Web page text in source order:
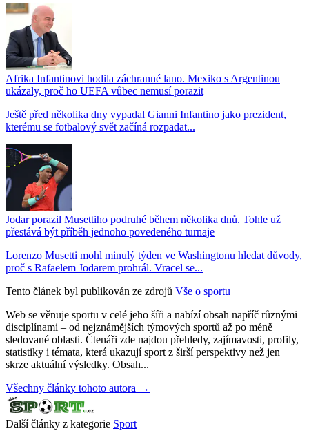
Afrika Infantinovi hodila záchranné lano. Mexiko s Argentinou
ukázaly, proč ho UEFA vůbec nemusí porazit
Ještě před několika dny vypadal Gianni Infantino jako prezident,
kterému se fotbalový svět začíná rozpadat...
Jodar porazil Musettiho podruhé během několika dnů. Tohle už
přestává být příběh jednoho povedeného turnaje
Lorenzo Musetti mohl minulý týden ve Washingtonu hledat důvody,
proč s Rafaelem Jodarem prohrál. Vracel se...
Tento článek byl publikován ze zdrojů Vše o sportu
Web se věnuje sportu v celé jeho šíři a nabízí obsah napříč různými
disciplínami – od nejznámějších týmových sportů až po méně
sledované oblasti. Čtenáři zde najdou přehledy, zajímavosti, profily,
statistiky i témata, která ukazují sport z širší perspektivy než jen
skrze aktuální výsledky. Obsah...
Všechny články tohoto autora →
Další články z kategorie Sport